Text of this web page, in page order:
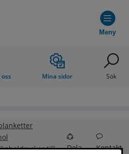
Meny
Mina sidor Sök
till
Dela Kontakt